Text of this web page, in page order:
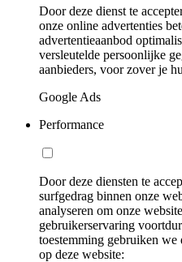
Door deze dienst te
onze online advertenties
advertentieaanbod
versleutelde persoonlijke
aanbieders, voor zover je
Google Ads
Performance
Door deze diensten te
surfgedrag binnen onze
analyseren om onze
gebruikerservaring
toestemming gebruiken we
op deze website: